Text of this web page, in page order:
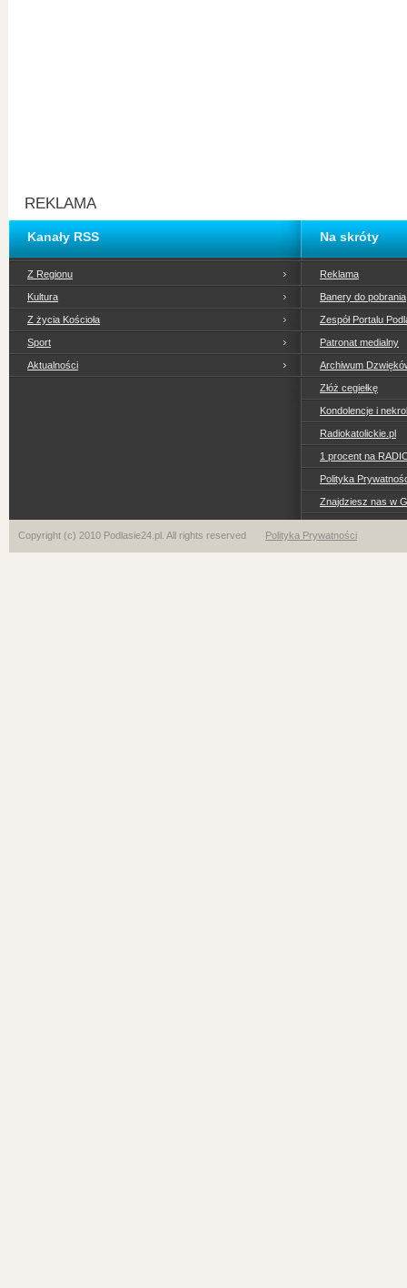
REKLAMA
Kanały RSS
Z Regionu
Kultura
Z życia Kościoła
Sport
Aktualności
Na skróty
Reklama
Banery do pobrania
Zespół Portalu
Patronat medialny
Archiwum
Złóż cegiełkę
Kondolencje i
Radiokatolickie.pl
1 procent na
Polityka
Znajdziesz nas w
Copyright (c) 2010 Podlasie24.pl. All rights reserved Polityka Prywatności